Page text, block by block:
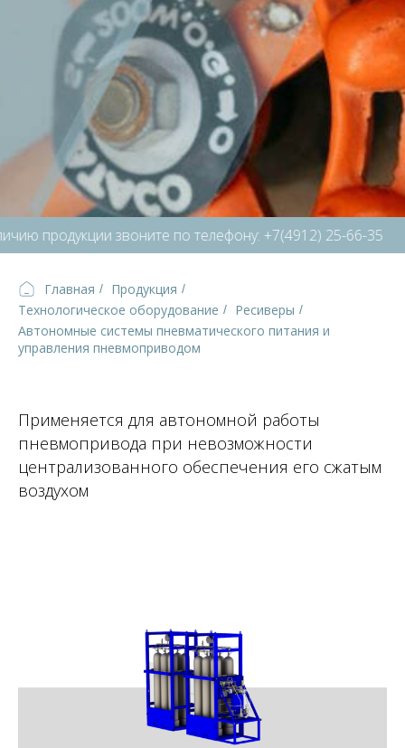
продукции звоните по телефону: +7(4912) 25-66-35
Главная / Продукция /
Технологическое оборудование / Ресиверы /
Автономные системы пневматического питания и
управления пневмоприводом
Применяется для автономной работы
пневмопривода при невозможности
централизованного обеспечения его сжатым
воздухом